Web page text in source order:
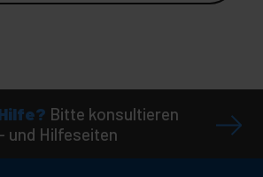
Bitte konsultieren
und Hilfeseiten